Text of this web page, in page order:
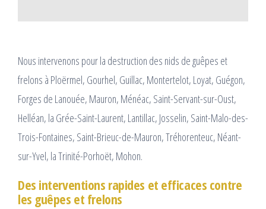
Nous intervenons pour la destruction des nids de guêpes et
frelons à Ploërmel, Gourhel, Guillac, Montertelot, Loyat, Guégon,
Forges de Lanouée, Mauron, Ménéac, Saint-Servant-sur-Oust,
Helléan, la Grée-Saint-Laurent, Lantillac, Josselin, Saint-Malo-des-
Trois-Fontaines, Saint-Brieuc-de-Mauron, Tréhorenteuc, Néant-
sur-Yvel, la Trinité-Porhoët, Mohon.
Des interventions rapides et efficaces contre
les guêpes et frelons